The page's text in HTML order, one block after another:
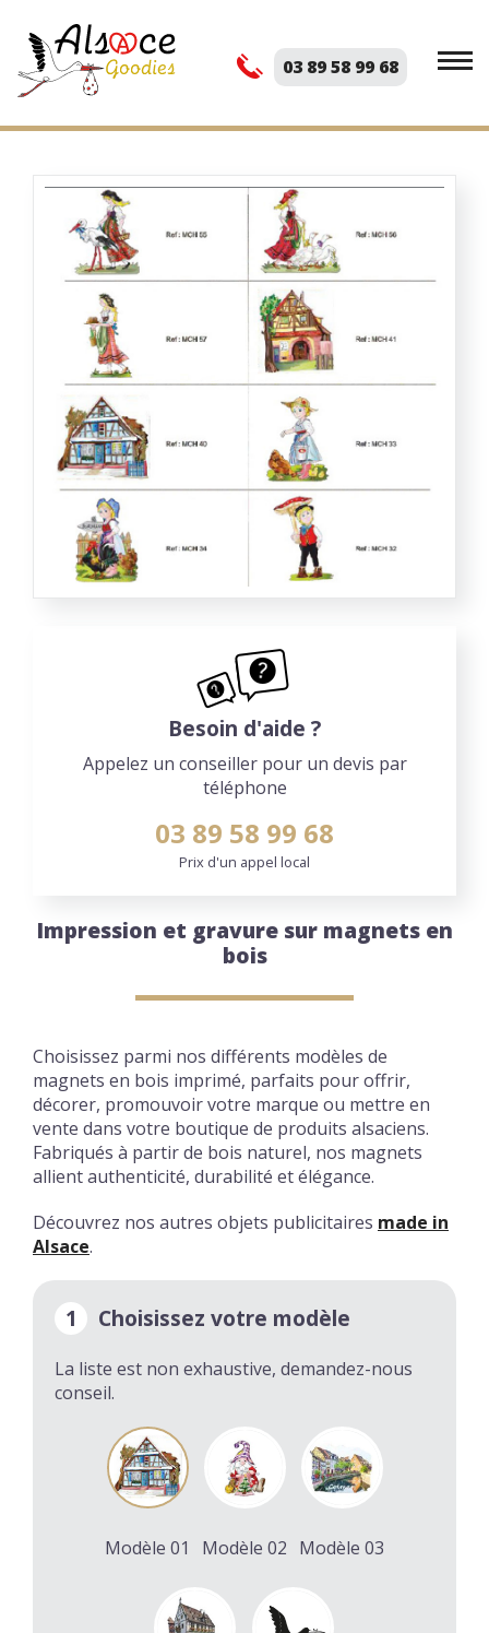
03 89 58 99 68
Besoin d'aide ?
Appelez un conseiller pour un devis par
téléphone
03 89 58 99 68
Prix d'un appel local
Impression et gravure sur magnets en
bois
Choisissez parmi nos différents modèles de
magnets en bois imprimé, parfaits pour offrir,
décorer, promouvoir votre marque ou mettre en
vente dans votre boutique de produits alsaciens.
Fabriqués à partir de bois naturel, nos magnets
allient authenticité, durabilité et élégance.
Découvrez nos autres objets publicitaires made in
Alsace.
1 Choisissez votre modèle
La liste est non exhaustive, demandez-nous
conseil.
Modèle 01 Modèle 02 Modèle 03